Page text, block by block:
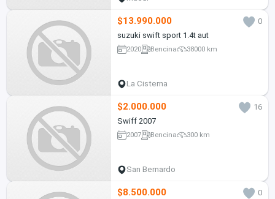
$13.990.000
0
suzuki swift sport 1.4t aut
2020 Bencina 38000 km
La Cisterna
$2.000.000
16
Swiff 2007
2007 Bencina 300 km
San Bernardo
$8.500.000
0